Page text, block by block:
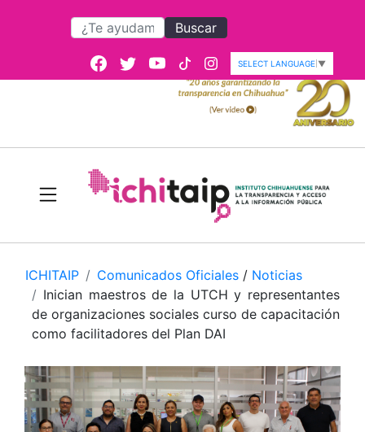
Buscar
SELECT LANGUAGE ▼
ICHITAIP Comunicados Oficiales / Noticias
Inician maestros de la UTCH y representantes
de organizaciones sociales curso de capacitación
como facilitadores del Plan DAI